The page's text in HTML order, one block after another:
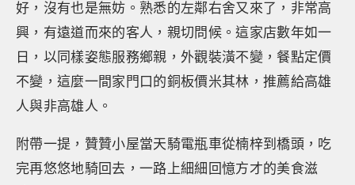
好，沒有也是無妨。熟悉的左鄰右舍又來了，非常高
興，有遠道而來的客人，親切問候。這家店數年如一
日，以同樣姿態服務鄉親，外觀裝潢不變，餐點定價
不變，這麼一間家門口的銅板價米其林，推薦給高雄
人與非高雄人。
附帶一提，贊贊小屋當天騎電瓶車從楠梓到橋頭，吃
完再悠悠地騎回去，一路上細細回憶方才的美食滋